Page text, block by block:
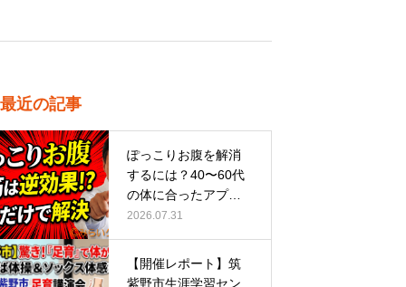
最近の記事
ぽっこりお腹を解消
するには？40〜60代
の体に合ったアプロ
ーチ
2026.07.31
【開催レポート】筑
紫野市生涯学習セン